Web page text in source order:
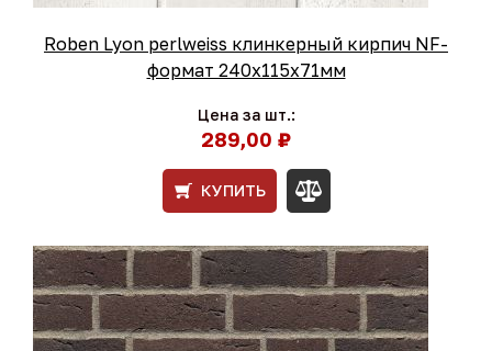
Roben Lyon perlweiss клинкерный кирпич NF-
формат 240x115x71мм
Цена за шт.:
289,00 ₽
КУПИТЬ